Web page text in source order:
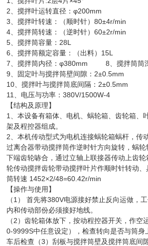
2、搅拌叶运转直径：φ200mm
3、搅拌叶转速：（顺时针）80±4r/min
4、搅拌筒转速：（逆时针）60±2r/min
5、搅拌筒容量：28L
6、搅拌筒额定容量：（出料）15L
7、搅拌筒内径：φ380mm 8、搅拌筒筒
9、固定叶与搅拌筒壁间隙：2±0.5mm
10、搅拌叶与搅拌筒底间隔：2±0.5mm
11、电压与功率：380V/1500W-4
【结构及原理】
1、本设备有箱体、电机、蜗轮箱、齿轮箱、
架及程控器组成。
2、本机传动型式为电机连接蜗轮箱蜗杆，传
过离合器带动搅拌筒作逆时针方向旋转，蜗
下端齿轮哧合，通过立轴上联接器传动上齿
轮传动搅拌齿轮带动搅拌叶片作顺时针转动
筒转速 1452×2/48=60.42r/min
【操作与使用】
（1） 首先将380V电源接好禁止反向运做，
内和传动部份必须接好地线。
（2）齿轮箱体放下，按动程控器开关，作空
0-9999S中任意设定），检查转向是否与筒身
车后检查（3）刮板与搅拌筒壁及搅拌筒底间